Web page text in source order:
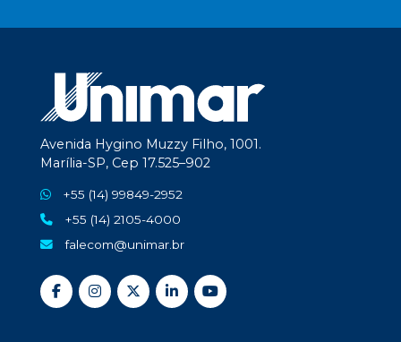
Avenida Hygino Muzzy Filho, 1001.
Marília-SP, Cep 17.525–902
+55 (14) 99849-2952
+55 (14) 2105-4000
falecom@unimar.br